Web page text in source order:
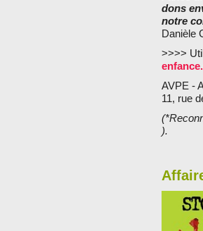
dons
notre
Danièle
>>>>
AVPE -
11, rue
).